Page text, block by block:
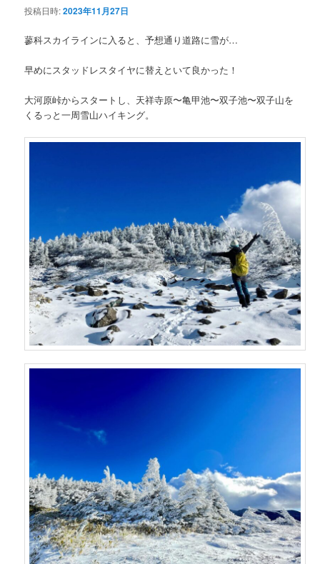
投稿日時:2023年11月27日
蓼科スカイラインに入ると、予想通り道路に雪が…
早めにスタッドレスタイヤに替えといて良かった！
大河原峠からスタートし、天祥寺原〜亀甲池〜双子池〜双子山を
くるっと一周雪山ハイキング。